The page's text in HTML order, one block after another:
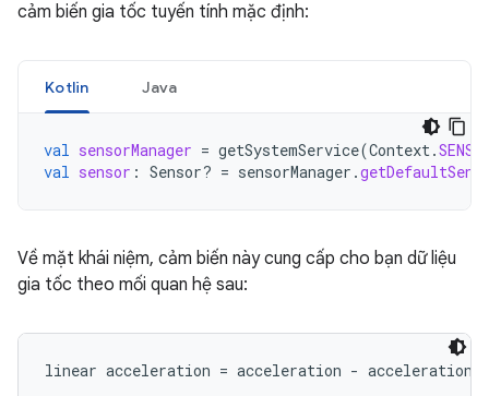
cảm biến gia tốc tuyến tính mặc định:
Kotlin Java
val sensorManager = getSystemService(Context.
val sensor : Sensor? = sensorManager .
Về mặt khái niệm, cảm biến này cung cấp cho bạn dữ liệu
gia tốc theo mối quan hệ sau: